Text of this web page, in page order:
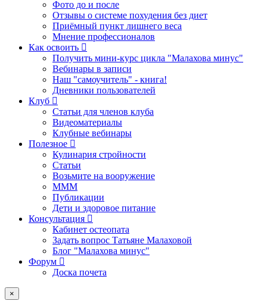
Фото до и после
Отзывы о системе похудения без диет
Приёмный пункт лишнего веса
Мнение профессионалов
Как освоить
Получить мини-курс цикла "Малахова минус"
Вебинары в записи
Наш "самоучитель" - книга!
Дневники пользователей
Клуб
Статьи для членов клуба
Видеоматериалы
Клубные вебинары
Полезное
Кулинария стройности
Статьи
Возьмите на вооружение
МММ
Публикации
Дети и здоровое питание
Консультация
Кабинет остеопата
Задать вопрос Татьяне Малаховой
Блог "Малахова минус"
Форум
Доска почета
×